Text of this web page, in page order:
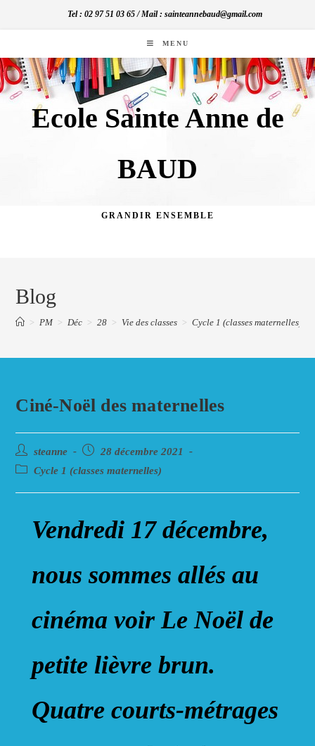
Tel : 02 97 51 03 65 / Mail : sainteannebaud@gmail.com
MENU
Ecole Sainte Anne de
BAUD
GRANDIR ENSEMBLE
Blog
> PM > Déc > 28 > Vie des classes > Cycle 1 (classes maternelles)
Ciné-Noël des maternelles
Auteur/autrice
de
publication :
steanne
Post
published:
28 décembre 2021
Post
Cycle 1 (classes maternelles)
Vendredi 17 décembre,
nous sommes allés au
cinéma voir Le Noël de
petite lièvre brun.
Quatre courts-métrages